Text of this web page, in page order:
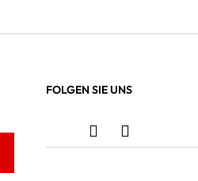
FOLGEN SIE UNS